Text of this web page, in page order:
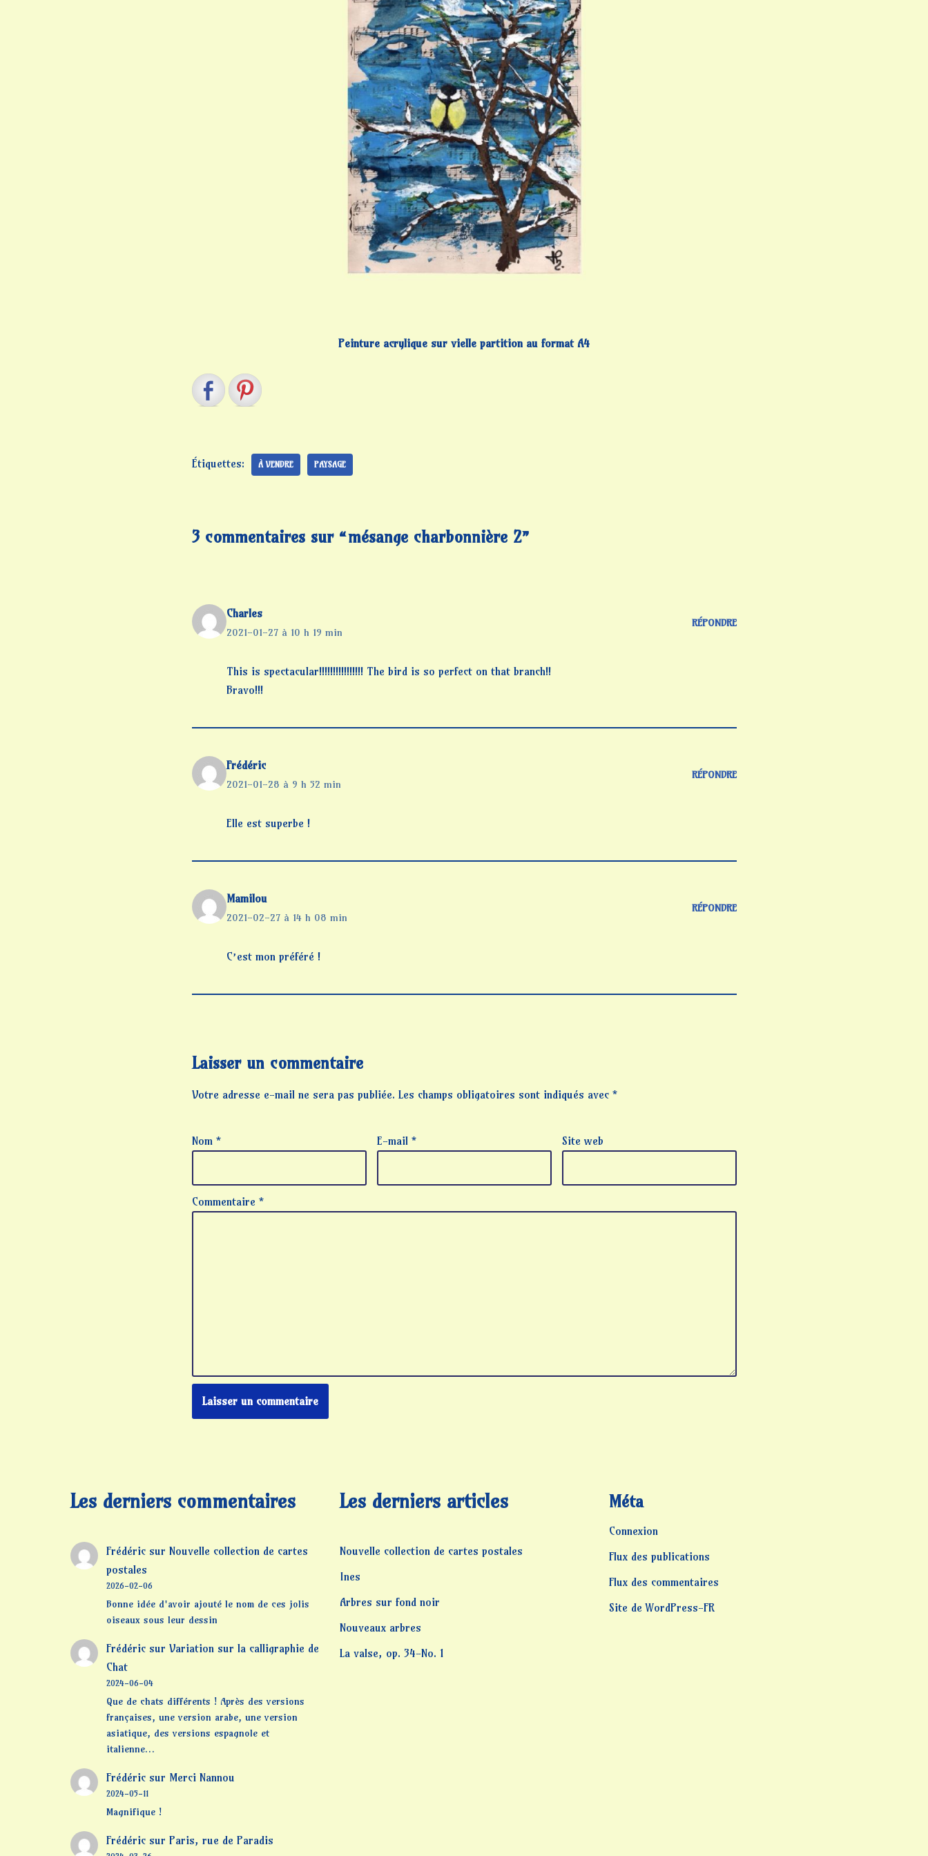
Peinture acrylique sur vielle partition au format A4
Étiquettes: À VENDRE PAYSAGE
3 commentaires sur “mésange charbonnière 2”
Charles
2021-01-27 à 10 h 19 min
RÉPONDRE
This is spectacular!!!!!!!!!!!!!!!! The bird is so perfect on that branch!!
Bravo!!!
Frédéric
2021-01-28 à 9 h 52 min
RÉPONDRE
Elle est superbe !
Mamilou
2021-02-27 à 14 h 08 min
RÉPONDRE
C’est mon préféré !
Laisser un commentaire
Votre adresse e-mail ne sera pas publiée. Les champs obligatoires sont indiqués avec *
Nom * E-mail * Site web
Commentaire *
Les derniers commentaires
Frédéric sur Nouvelle collection de cartes
postales
2026-02-06
Bonne idée d'avoir ajouté le nom de ces jolis
oiseaux sous leur dessin
Frédéric sur Variation sur la calligraphie de
Chat
2024-06-04
Que de chats différents ! Après des versions
françaises, une version arabe, une version
asiatique, des versions espagnole et
italienne…
Frédéric sur Merci Nannou
2024-05-11
Magnifique !
Frédéric sur Paris, rue de Paradis
Les derniers articles
Nouvelle collection de cartes postales
Ines
Arbres sur fond noir
Nouveaux arbres
La valse, op. 34-No. 1
Méta
Connexion
Flux des publications
Flux des commentaires
Site de WordPress-FR